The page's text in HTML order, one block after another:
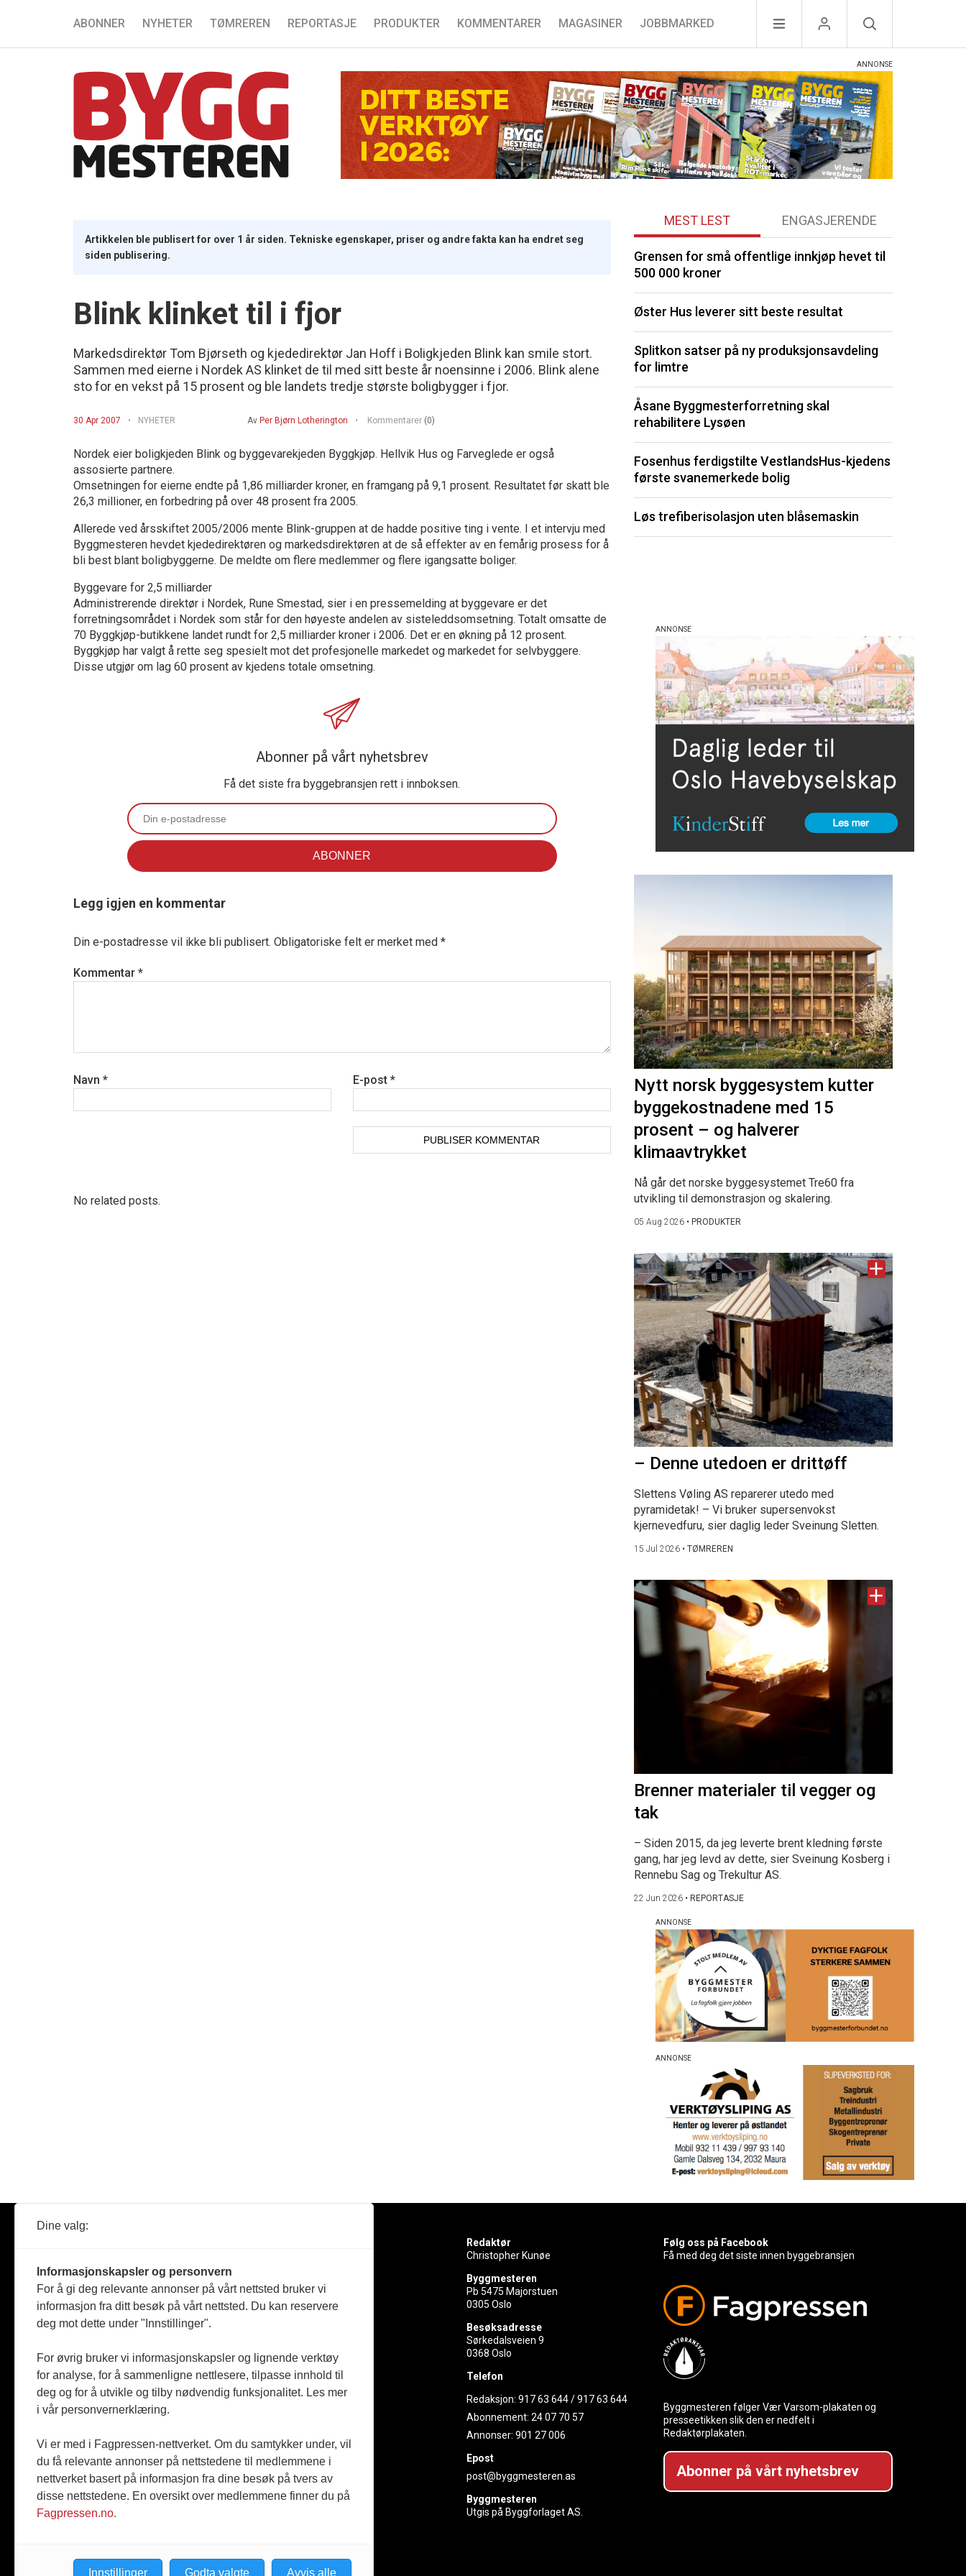
ABONNER NYHETER TØMREREN REPORTASJE PRODUKTER KOMMENTARER MAGASINER JOBBMARKED
Artikkelen ble publisert for over 1 år siden. Tekniske egenskaper, priser og andre fakta kan ha endret seg
siden publisering.
Blink klinket til i fjor
Markedsdirektør Tom Bjørseth og kjededirektør Jan Hoff i Boligkjeden Blink kan smile stort.
Sammen med eierne i Nordek AS klinket de til med sitt beste år noensinne i 2006. Blink alene
sto for en vekst på 15 prosent og ble landets tredje største boligbygger i fjor.
30 Apr 2007 NYHETER Av Per Bjørn Lotherington Kommentarer (0)
Nordek eier boligkjeden Blink og byggevarekjeden Byggkjøp. Hellvik Hus og Farveglede er også
assosierte partnere.
Omsetningen for eierne endte på 1,86 milliarder kroner, en framgang på 9,1 prosent. Resultatet før skatt ble
26,3 millioner, en forbedring på over 48 prosent fra 2005.
Allerede ved årsskiftet 2005/2006 mente Blink-gruppen at de hadde positive ting i vente. I et intervju med
Byggmesteren hevdet kjededirektøren og markedsdirektøren at de så effekter av en femårig prosess for å
bli best blant boligbyggerne. De meldte om flere medlemmer og flere igangsatte boliger.
Byggevare for 2,5 milliarder
Administrerende direktør i Nordek, Rune Smestad, sier i en pressemelding at byggevare er det
forretningsområdet i Nordek som står for den høyeste andelen av sisteleddsomsetning. Totalt omsatte de
70 Byggkjøp-butikkene landet rundt for 2,5 milliarder kroner i 2006. Det er en økning på 12 prosent.
Byggkjøp har valgt å rette seg spesielt mot det profesjonelle markedet og markedet for selvbyggere.
Disse utgjør om lag 60 prosent av kjedens totale omsetning.
Abonner på vårt nyhetsbrev
Få det siste fra byggebransjen rett i innboksen.
Legg igjen en kommentar
Din e-postadresse vil ikke bli publisert. Obligatoriske felt er merket med *
Kommentar *
Navn * E-post *
No related posts.
MEST LEST ENGASJERENDE
Grensen for små offentlige innkjøp hevet til
500 000 kroner
Øster Hus leverer sitt beste resultat
Splitkon satser på ny produksjonsavdeling
for limtre
Åsane Byggmesterforretning skal
rehabilitere Lysøen
Fosenhus ferdigstilte VestlandsHus-kjedens
første svanemerkede bolig
Løs trefiberisolasjon uten blåsemaskin
Nytt norsk byggesystem kutter
byggekostnadene med 15
prosent – og halverer
klimaavtrykket
Nå går det norske byggesystemet Tre60 fra
utvikling til demonstrasjon og skalering.
05 Aug 2026 • PRODUKTER
– Denne utedoen er drittøff
Slettens Vøling AS reparerer utedo med
pyramidetak! – Vi bruker supersenvokst
kjernevedfuru, sier daglig leder Sveinung Sletten.
15 Jul 2026 • TØMREREN
Brenner materialer til vegger og
tak
– Siden 2015, da jeg leverte brent kledning første
gang, har jeg levd av dette, sier Sveinung Kosberg i
Rennebu Sag og Trekultur AS.
22 Jun 2026 • REPORTASJE
Reportasje
Produkter
Jobbmarked
Redaktør
Christopher Kunøe
Byggmesteren
Pb 5475 Majorstuen
0305 Oslo
Besøksadresse
Sørkedalsveien 9
0368 Oslo
Telefon
Redaksjon:917 63 644/917 63 644
Abonnement:24 07 70 57
Annonser:901 27 006
Epost
post@byggmesteren.as
Byggmesteren
Utgis på Byggforlaget AS.
Følg oss på Facebook
Få med deg det siste innen byggebransjen
Byggmesteren følger Vær Varsom-plakaten og
presseetikken slik den er nedfelt i
Redaktørplakaten.
Abonner på vårt nyhetsbrev
Dine valg:
Informasjonskapsler og personvern
For å gi deg relevante annonser på vårt nettsted bruker vi
informasjon fra ditt besøk på vårt nettsted. Du kan reservere
deg mot dette under "Innstillinger".
For øvrig bruker vi informasjonskapsler og lignende verktøy
for analyse, for å sammenligne nettlesere, tilpasse innhold til
deg og for å utvikle og tilby nødvendig funksjonalitet. Les mer
i vår personvernerklæring.
Vi er med i Fagpressen-nettverket. Om du samtykker under, vil
du få relevante annonser på nettstedene til medlemmene i
nettverket basert på informasjon fra dine besøk på tvers av
disse nettstedene. En oversikt over medlemmene finner du på
Fagpressen.no.
Avvis alle
Godta valgte
Innstillinger